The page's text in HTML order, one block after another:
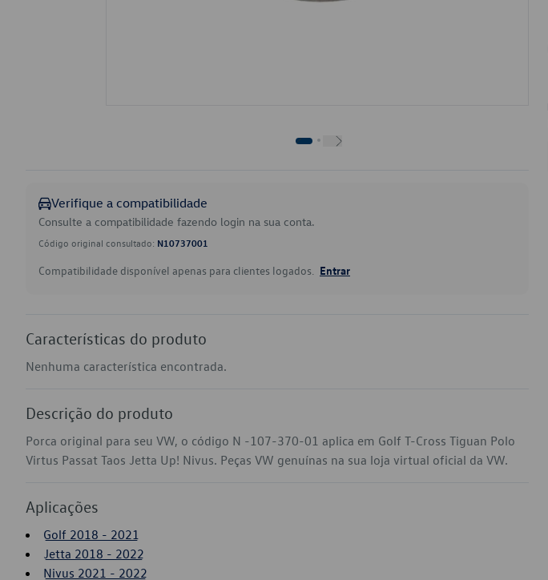
Verifique a compatibilidade
Consulte a compatibilidade fazendo login na sua conta.
Código original consultado: N10737001
Compatibilidade disponível apenas para clientes logados. Entrar
Características do produto
Nenhuma característica encontrada.
Descrição do produto
Porca original para seu VW, o código N -107-370-01 aplica em Golf T-Cross Tiguan Polo
Virtus Passat Taos Jetta Up! Nivus. Peças VW genuínas na sua loja virtual oficial da VW.
Aplicações
Golf 2018 - 2021
Jetta 2018 - 2022
Nivus 2021 - 2022